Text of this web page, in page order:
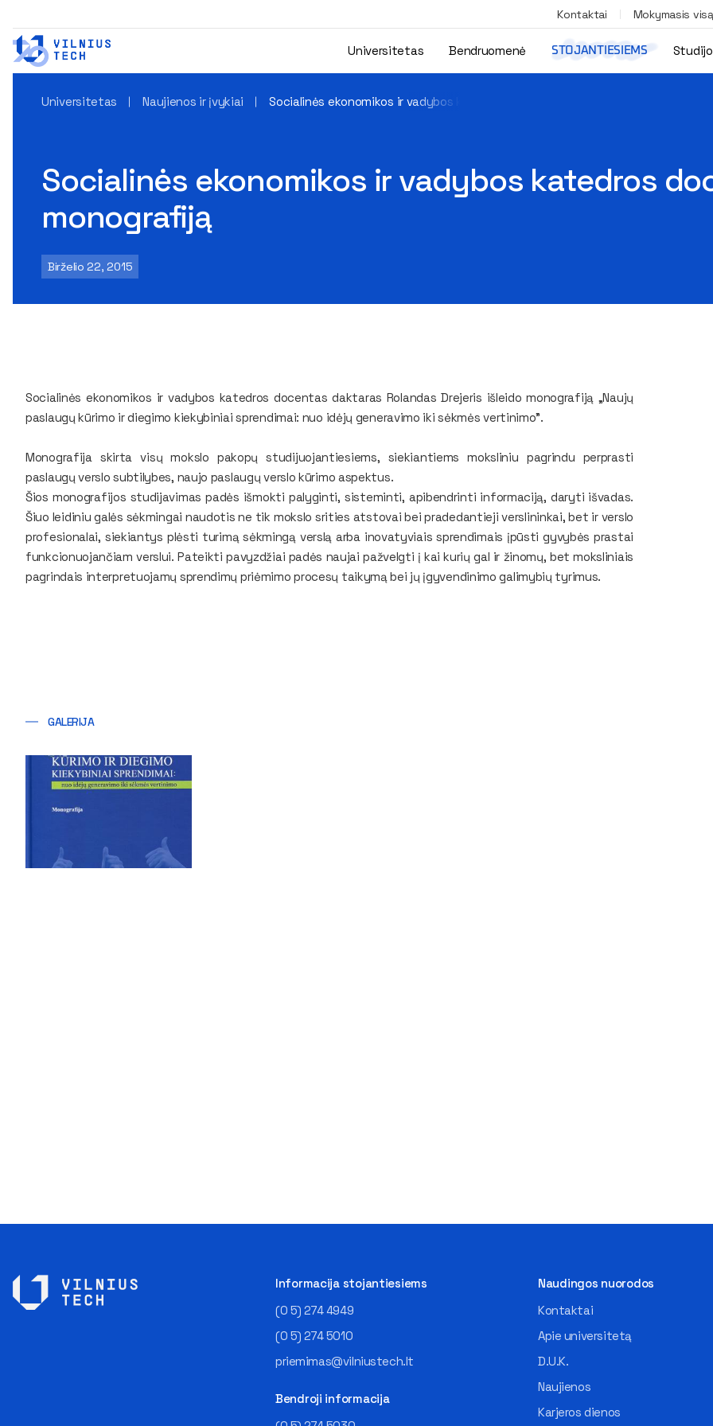
Kontaktai Mokymasis
Universitetas Bendruomenė STOJANTIESIEMS
Universitetas Naujienos ir įvykiai Socialinės ekonomikos ir vadybos katedros docentas išleido monografiją
Socialinės ekonomikos ir vadybos katedros
monografiją
Birželio 22, 2015
Socialinės ekonomikos ir vadybos katedros docentas daktaras Rolandas Drejeris išleido monografiją „Naujų
paslaugų kūrimo ir diegimo kiekybiniai sprendimai: nuo idėjų generavimo iki sėkmės vertinimo".
Monografija skirta visų mokslo pakopų studijuojantiesiems, siekiantiems moksliniu pagrindu perprasti
paslaugų verslo subtilybes, naujo paslaugų verslo kūrimo aspektus.
Šios monografijos studijavimas padės išmokti palyginti, sisteminti, apibendrinti informaciją, daryti išvadas.
Šiuo leidiniu galės sėkmingai naudotis ne tik mokslo srities atstovai bei pradedantieji verslininkai, bet ir verslo
profesionalai, siekiantys plėsti turimą sėkmingą verslą arba inovatyviais sprendimais įpūsti gyvybės prastai
funkcionuojančiam verslui. Pateikti pavyzdžiai padės naujai pažvelgti į kai kurių gal ir žinomų, bet moksliniais
pagrindais interpretuojamų sprendimų priėmimo procesų taikymą bei jų įgyvendinimo galimybių tyrimus.
GALERIJA
Informacija stojantiesiems
(0 5) 274 4949
(0 5) 274 5010
priemimas@vilniustech.lt
Bendroji informacija
Naudingos nuorodos
Kontaktai
Apie universitetą
D.U.K.
Naujienos
Karjeros dienos